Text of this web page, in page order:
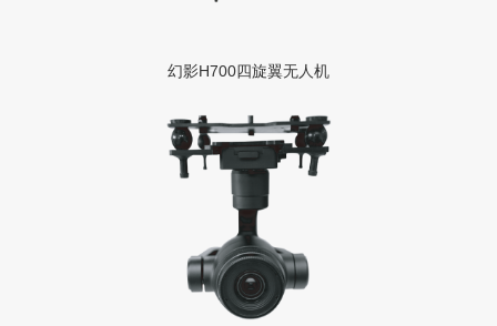
幻影H700四旋翼无人机